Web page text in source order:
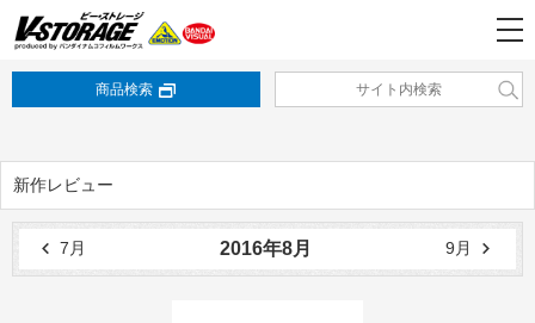
商品検索
新作レビュー
7月 2016年8月 9月